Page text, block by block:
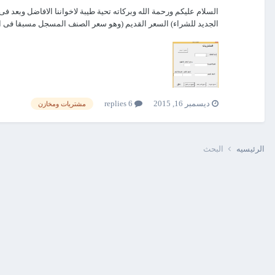
الجديد للشراء) السعر القديم (وهو سعر الصنف المسجل مسبقا فى
ديسمبر 16, 2015 مشتريات ومخازن
الرئيسيه البحث